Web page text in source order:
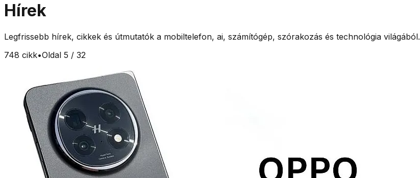
Hírek
Legfrissebb hírek, cikkek és útmutatók a mobiltelefon, ai, számítógép, szórakozás és technológia világából.
748 cikk•Oldal 5 / 32